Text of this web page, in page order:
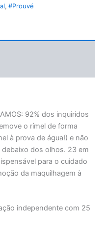
, #Prouvé
92% dos inquiridos
o rímel de forma
à prova de água!) e não
debaixo dos olhos. 23 em
para o cuidado
da maquilhagem à
independente com 25